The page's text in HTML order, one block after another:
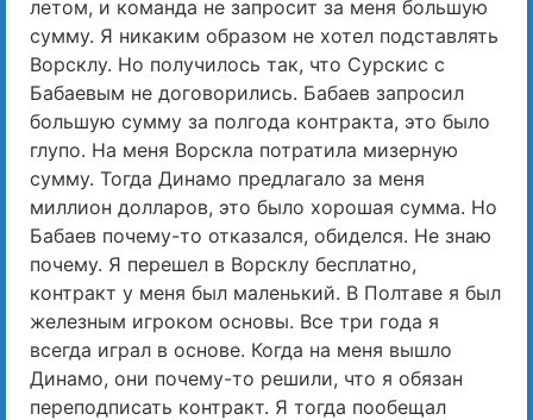
летом, и команда не запросит за меня большую
сумму. Я никаким образом не хотел подставлять
Ворсклу. Но получилось так, что Сурскис с
Бабаевым не договорились. Бабаев запросил
большую сумму за полгода контракта, это было
глупо. На меня Ворскла потратила мизерную
сумму. Тогда Динамо предлагало за меня
миллион долларов, это было хорошая сумма. Но
Бабаев почему-то отказался, обиделся. Не знаю
почему. Я перешел в Ворсклу бесплатно,
контракт у меня был маленький. В Полтаве я был
железным игроком основы. Все три года я
всегда играл в основе. Когда на меня вышло
Динамо, они почему-то решили, что я обязан
переподписать контракт. Я тогда пообещал